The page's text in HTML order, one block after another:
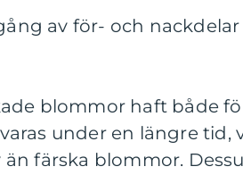
av för- och
blommor haft både
under en längre tid,
färska blommor.